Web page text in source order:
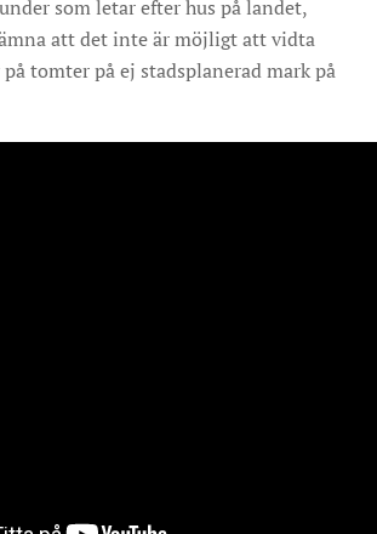
som letar efter hus på landet,
att det inte är möjligt att vidta
tomter på ej stadsplanerad mark på